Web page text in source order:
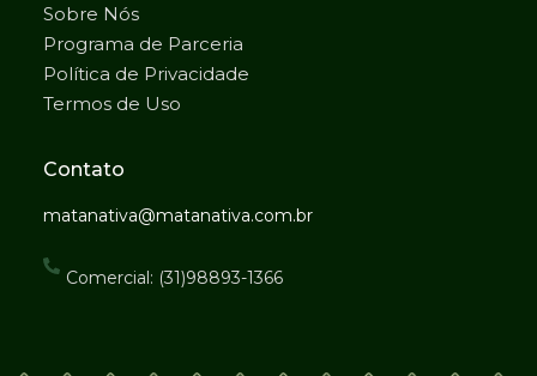
Sobre Nós
Programa de Parceria
Política de Privacidade
Termos de Uso
Contato
matanativa@matanativa.com.br
Comercial: (31)98893-1366